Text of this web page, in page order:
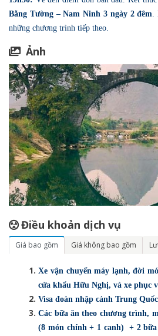
Bằng Tường – Nam Ninh 3 ngày 2 đêm
những chương trình tiếp theo.
Ảnh
Điều khoản dịch vụ
Giá bao gồm Giá không bao gồm
Xe vận chuyển máy lạnh, đời
cửa khẩu Hữu Nghị, và xe phục
Visa đoàn nhập cảnh Trung
Các bữa ăn theo chương trình,
(8 món chính + 1 canh) + 2